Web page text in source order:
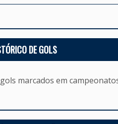
DE GOLS
marcados em